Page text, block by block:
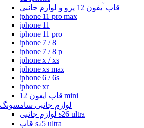
قاب آیفون 12 پرو و لوازم جانبی
iphone 11 pro max
iphone 11
iphone 11 pro
iphone 7 / 8
iphone 7 / 8 p
iphone x / xs
iphone xs max
iphone 6 / 6s
iphone xr
قاب ایفون 12 mini
لوازم جانبی سامسونگ
لوازم جانبی s26 ultra
قاب s25 ultra